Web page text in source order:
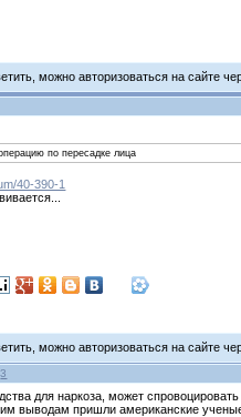
можно авторизоваться на сайте
по пересадке лица
40-390-1
можно авторизоваться на сайте
3
для наркоза, может
выводам пришли американские